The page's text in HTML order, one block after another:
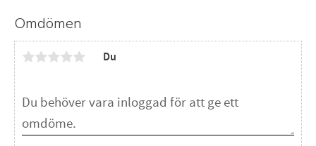
Omdömen
Du